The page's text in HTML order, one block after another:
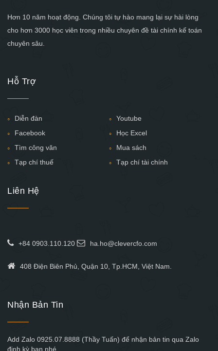
Hơn 10 năm hoạt động. Chúng tôi tự hào mang lại sự hài lòng
cho hơn 3000 học viên trong nhiều chuyên đề tài chính kế toán
chuyên sâu.
Hỗ Trợ
Diễn đàn
Youtube
Facebook
Học Excel
Tìm công văn
Mua sách
Tạp chí thuế
Tạp chí tài chính
Liên Hệ
+84 0903.110.120 ha.ho@clevercfo.com
408 Điện Biên Phủ, Quận 10, Tp.HCM, Việt Nam.
Nhận Bản Tin
Add Zalo 0925.07.8888 (Thầy Tuấn) để nhận bản tin qua Zalo
định kỳ bạn nhé